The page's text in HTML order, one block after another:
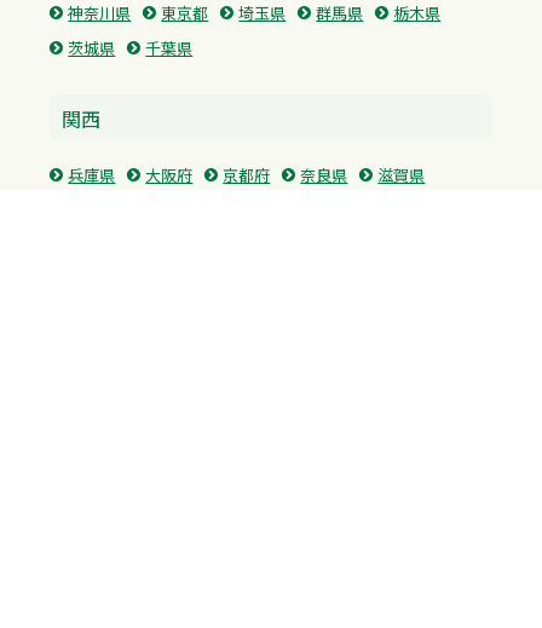
神奈川県 東京都 埼玉県 群馬県
栃木県
茨城県
千葉県
関西
兵庫県 大阪府 京都府 奈良県
滋賀県